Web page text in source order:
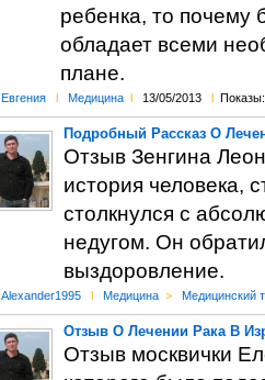
ребенка, то почему
обладает всеми
плане.
Евгения l Медицина l 13/05/2013 l
Подробный Рассказ О
Отзыв Зенгина
история человека,
столкнулся с
недугом. Он
выздоровление.
Alexander1995 l Медицина > Медицинский
Отзыв О Лечении Рака В
Отзыв москвички